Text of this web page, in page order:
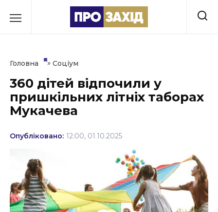
до
Культура
Освіта
Події
Політика
Соціум
Спорт
Головна » Соціум
360 дітей відпочили у
пришкільних літніх таборах
Мукачева
Опубліковано: 12:00, 01.10.2025